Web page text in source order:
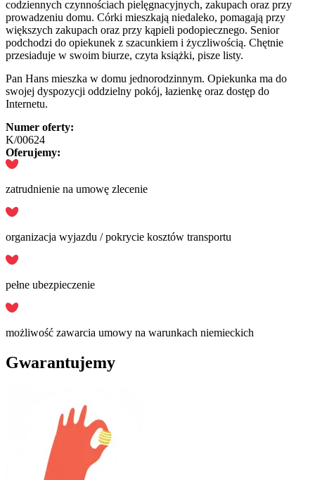
codziennych czynnościach pielęgnacyjnych, zakupach oraz przy
prowadzeniu domu. Córki mieszkają niedaleko, pomagają przy
większych zakupach oraz przy kąpieli podopiecznego. Senior
podchodzi do opiekunek z szacunkiem i życzliwością. Chętnie
przesiaduje w swoim biurze, czyta książki, pisze listy.
Pan Hans mieszka w domu jednorodzinnym. Opiekunka ma do
swojej dyspozycji oddzielny pokój, łazienkę oraz dostęp do
Internetu.
Numer oferty:
K/00624
Oferujemy:
zatrudnienie na umowę zlecenie
organizacja wyjazdu / pokrycie kosztów transportu
pełne ubezpieczenie
możliwość zawarcia umowy na warunkach niemieckich
Gwarantujemy